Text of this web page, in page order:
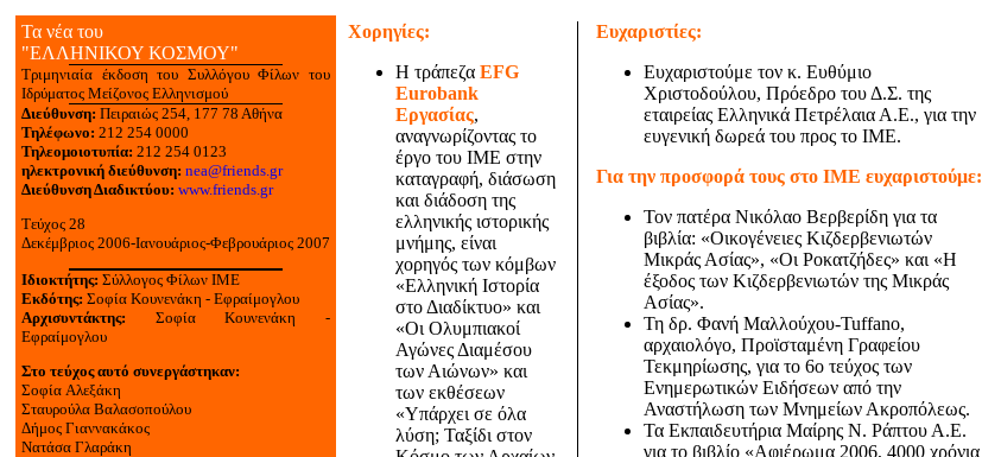
Τα νέα του
"ΕΛΛΗΝΙΚΟΥ ΚΟΣΜΟΥ"
Τριμηνιαία έκδοση του Συλλόγου Φίλων του
Ιδρύματος Μείζονος Ελληνισμού
Διεύθυνση: Πειραιώς 254, 177 78 Αθήνα
Τηλέφωνο: 212 254 0000
Τηλεομοιοτυπία: 212 254 0123
ηλεκτρονική διεύθυνση: nea@friends.gr
Διεύθυνση Διαδικτύου: www.friends.gr
Tεύχος 28
Δεκέμβριος 2006-Ιανουάριος-Φεβρουάριος 2007
Ιδιοκτήτης: Σύλλογος Φίλων ΙΜΕ
Εκδότης: Σοφία Κουνενάκη - Εφραίμογλου
Αρχισυντάκτης: Σοφία Κουνενάκη -
Εφραίμογλου
Στο τεύχος αυτό συνεργάστηκαν:
Σοφία Aλεξάκη
Σταυρούλα Bαλασοπούλου
Δήμος Γιαννακάκος
Νατάσα Γλαράκη
Χορηγίες:
Η τράπεζα EFG
Eurobank
Eργασίας,
αναγνωρίζοντας το
έργο του ΙΜΕ στην
καταγραφή, διάσωση
και διάδοση της
ελληνικής ιστορικής
μνήμης, είναι
χορηγός των κόμβων
«Ελληνική Ιστορία
στο Διαδίκτυο» και
«Οι Ολυμπιακοί
Αγώνες Διαμέσου
των Αιώνων» και
των εκθέσεων
«Υπάρχει σε όλα
λύση; Ταξίδι στον
Ευχαριστίες:
Ευχαριστούμε τον κ. Ευθύμιο
Χριστοδούλου, Πρόεδρο του Δ.Σ. της
εταιρείας Ελληνικά Πετρέλαια Α.Ε., για την
ευγενική δωρεά του προς το ΙΜΕ.
Για την προσφορά τους στο ΙΜΕ ευχαριστούμε:
Τον πατέρα Νικόλαο Βερβερίδη για τα
βιβλία: «Οικογένειες Κιζδερβενιωτών
Μικράς Ασίας», «Οι Ροκατζήδες» και «Η
έξοδος των Κιζδερβενιωτών της Μικράς
Ασίας».
Τη δρ. Φανή Μαλλούχου-Tuffano,
αρχαιολόγο, Προϊσταμένη Γραφείου
Τεκμηρίωσης, για το 6ο τεύχος των
Ενημερωτικών Ειδήσεων από την
Αναστήλωση των Μνημείων Ακροπόλεως.
Τα Εκπαιδευτήρια Μαίρης Ν. Ράπτου Α.Ε.
για το βιβλίο «Αφιέρωμα 2006, 4000 χρόνια